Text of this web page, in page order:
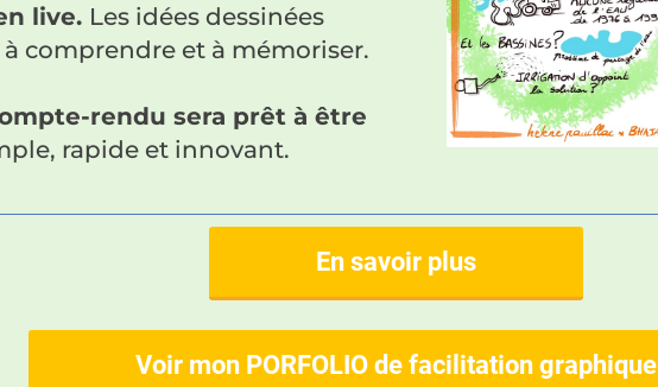
live. Les idées dessinées
comprendre et à mémoriser.
rendu sera prêt à être
rapide et innovant.
En savoir plus
Voir mon PORFOLIO de facilitation graphique